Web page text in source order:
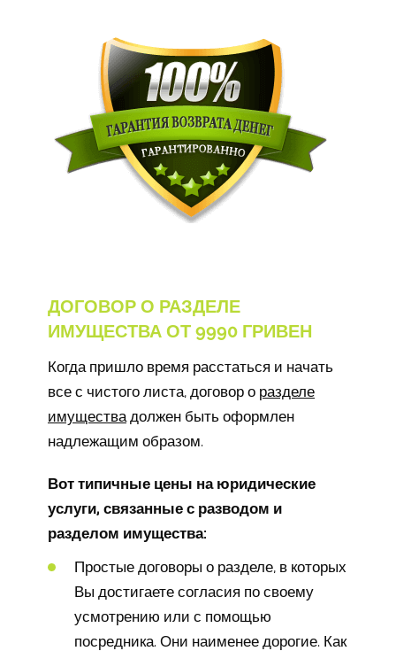
ДОГОВОР О РАЗДЕЛЕ
ИМУЩЕСТВА ОТ 9990 ГРИВЕН
Когда пришло время расстаться и начать
все с чистого листа, договор о разделе
имуществадолжен быть оформлен
надлежащим образом.
Вот типичные цены на юридические
услуги, связанные с разводом и
разделом имущества:
Простые договоры о разделе, в которых
Вы достигаете согласия по своему
усмотрению или с помощью
посредника. Они наименее дорогие. Как